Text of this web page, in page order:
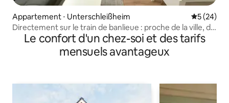
Appartement ⋅ Unterschleißheim
5 (24)
Directement sur le train de banlieue : proche de la ville, de
l'aéroport et de Wiesn
Le confort d'un chez-soi et des tarifs
mensuels avantageux